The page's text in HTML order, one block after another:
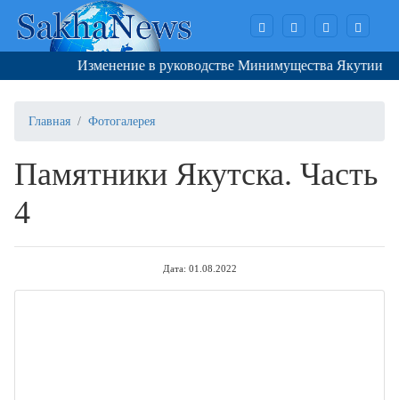
Изменение в руководстве Минимущества Якутии
Главная Фотогалерея
Памятники Якутска. Часть
4
Дата: 01.08.2022